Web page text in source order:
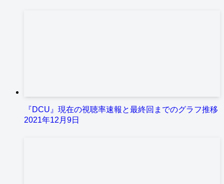
『DCU』現在の視聴率速報と最終回までのグラフ推移
2021年12月9日